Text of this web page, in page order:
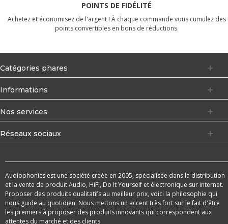
POINTS DE FIDÉLITÉ
Achetez et économisez de l'argent ! À chaque commande vous cumulez des
points convertibles en bons de réductions.
Catégories phares
Informations
Nos services
Réseaux sociaux
Audiophonics est une société créée en 2005, spécialisée dans la distribution
et la vente de produit Audio, HiFi, Do It Yourself et électronique sur internet.
Proposer des produits qualitatifs au meilleur prix, voici la philosophie qui
nous guide au quotidien. Nous mettons un accent très fort sur le fait d'être
les premiers à proposer des produits innovants qui correspondent aux
attentes du marché et des clients.